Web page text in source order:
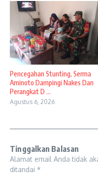
Pencegahan Stunting, Serma
Aminoto Dampingi Nakes Dan
Perangkat D ...
Agustus 6, 2026
Tinggalkan Balasan
Alamat email Anda tidak
ditandai *